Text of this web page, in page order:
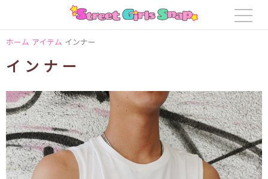
ホーム アイテム インナー
インナー